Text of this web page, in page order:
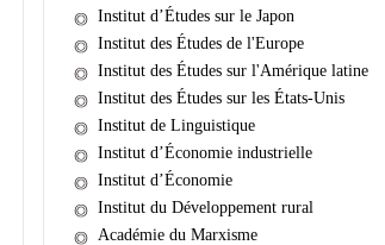
chinoises
Institut d’Études sur le Japon
Institut des Études de l'Europe
Institut des Études sur l'Amérique latine
Institut des Études sur les États-Unis
Institut de Linguistique
Institut d’Économie industrielle
Institut d’Économie
Institut du Développement rural
Académie du Marxisme